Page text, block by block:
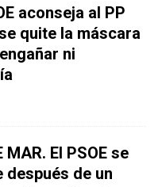
aconseja al PP
quite la máscara
ni
MAR. El PSOE se
de un